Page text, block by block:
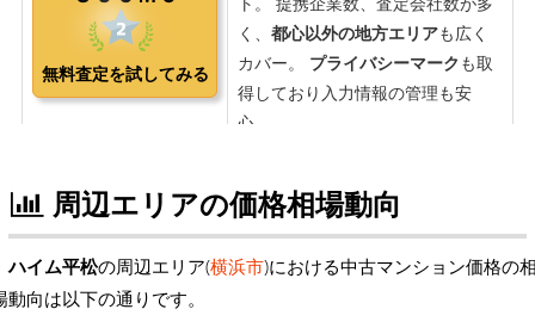
周辺エリアの価格相場動向
ハイム平松の周辺エリア(横浜市)における中古マンション価格の
動向は以下の通りです。